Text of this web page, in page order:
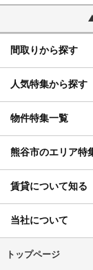
間取りから探す
人気特集から探す
物件特集一覧
熊谷市のエリア特
賃貸について知る
当社について
トップページ